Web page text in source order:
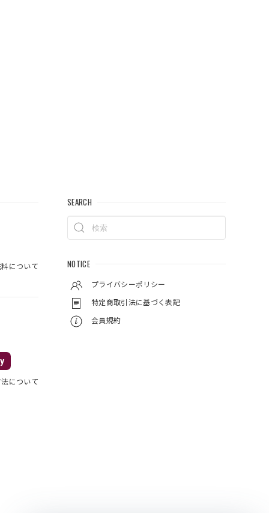
料について
について
SEARCH
NOTICE
プライバシーポリシー
特定商取引法に基づく表記
会員規約